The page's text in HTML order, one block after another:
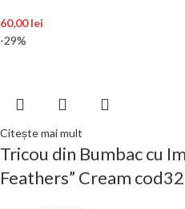
60,00lei
-29%
Citește mai mult
Tricou din Bumbac cu
Feathers” Cream